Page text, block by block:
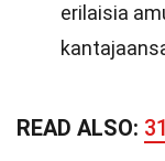
erilaisia
READ ALSO: